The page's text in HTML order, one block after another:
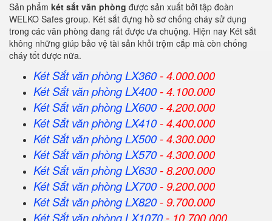
Sản phẩm két sắt văn phòng được sản xuất bởi tập đoàn
WELKO Safes group. Két sắt đựng hồ sơ chống cháy sử dụng
trong các văn phòng đang rất được ưa chuộng. Hiện nay Két sắt
không những giúp bảo vệ tài sản khỏi trộm cắp mà còn chống
cháy tốt được nữa.
Két Sắt văn phòng LX360- 4.000.000
Két Sắtvăn phòngLX400- 4.100.000
Két Sắtvăn phòngLX600- 4.200.000
Két Sắtvăn phòngLX410- 4.400.000
Két Sắtvăn phòngLX500- 4.300.000
Két Sắtvăn phòngLX570- 4.300.000
Két Sắtvăn phòngLX630- 8.200.000
Két Sắtvăn phòngLX700- 9.200.000
Két Sắtvăn phòngLX820- 9.700.000
Két Sắtvăn phòngLX1070- 10.700.000